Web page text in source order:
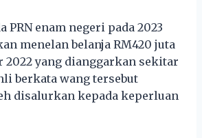
PRN enam negeri pada 2023
menelan belanja RM420 juta
2022 yang dianggarkan sekitar
berkata wang tersebut
disalurkan kepada keperluan